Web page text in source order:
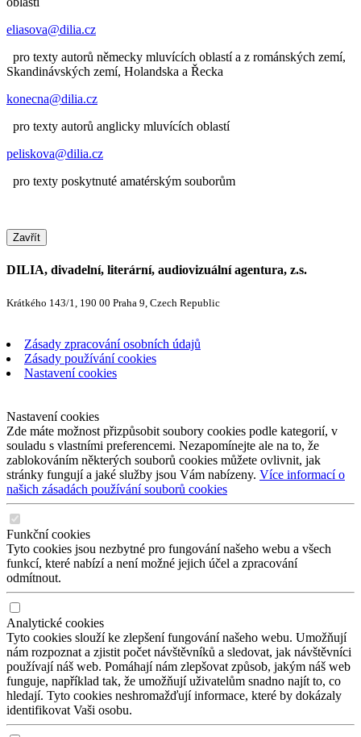
eliasova@dilia.cz
pro texty autorů německy mluvících oblastí a z románských zemí,
Skandinávských zemí, Holandska a Řecka
konecna@dilia.cz
pro texty autorů anglicky mluvících oblastí
peliskova@dilia.cz
pro texty poskytnuté amatérským souborům
Zavřít
DILIA, divadelní, literární, audiovizuální agentura, z.s.
Krátkého 143/1, 190 00 Praha 9, Czech Republic
Zásady zpracování osobních údajů
Zásady používání cookies
Nastavení cookies
Nastavení cookies
Zde máte možnost přizpůsobit soubory cookies podle kategorií, v
souladu s vlastními preferencemi. Nezapomínejte ale na to, že
zablokováním některých souborů cookies můžete ovlivnit, jak
stránky fungují a jaké služby jsou Vám nabízeny. Více informací o
našich zásadách používání souborů cookies
Funkční cookies
Tyto cookies jsou nezbytné pro fungování našeho webu a všech
funkcí, které nabízí a není možné jejich účel a zpracování
odmítnout.
Analytické cookies
Tyto cookies slouží ke zlepšení fungování našeho webu. Umožňují
nám rozpoznat a zjistit počet návštěvníků a sledovat, jak návštěvníci
používají náš web. Pomáhají nám zlepšovat způsob, jakým náš web
funguje, například tak, že umožňují uživatelům snadno najít to, co
hledají. Tyto cookies neshromažďují informace, které by dokázaly
identifikovat Vaši osobu.